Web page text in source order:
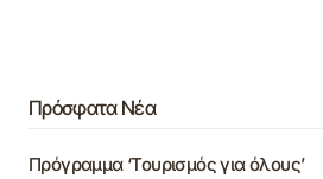
Πρόσφατα Νέα
Πρόγραμμα ‘Τουρισμός για όλους’